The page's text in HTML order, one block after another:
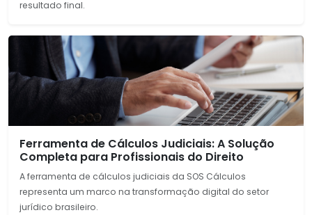
resultado final.
Ferramenta de Cálculos Judiciais: A Solução
Completa para Profissionais do Direito
A ferramenta de cálculos judiciais da SOS Cálculos
representa um marco na transformação digital do setor
jurídico brasileiro.